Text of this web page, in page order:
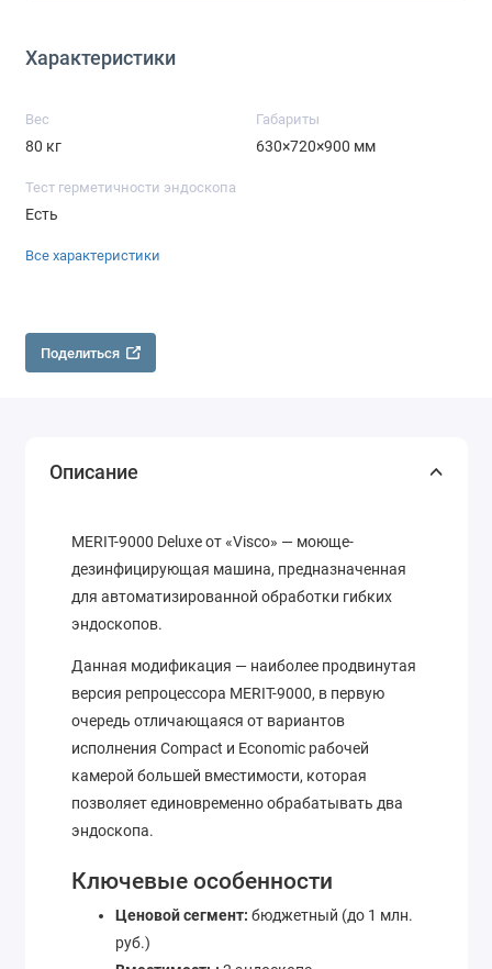
Характеристики
Вес
80 кг
Габариты
630×720×900 мм
Тест герметичности эндоскопа
Есть
Все характеристики
Поделиться
Описание
MERIT-9000 Deluxe от «Visco» — моюще-
дезинфицирующая машина, предназначенная
для автоматизированной обработки гибких
эндоскопов.
Данная модификация — наиболее продвинутая
версия репроцессора MERIT-9000, в первую
очередь отличающаяся от вариантов
исполнения Compact и Economic рабочей
камерой большей вместимости, которая
позволяет единовременно обрабатывать два
эндоскопа.
Ключевые особенности
Ценовой сегмент: бюджетный (до 1 млн.
руб.)